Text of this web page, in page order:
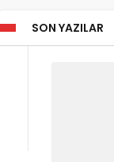
SON YAZILAR